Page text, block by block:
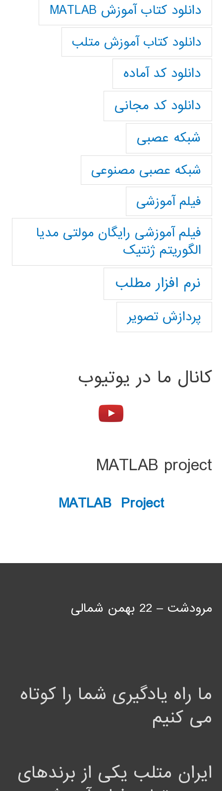
دانلود کتاب آموزش MATLAB
دانلود کتاب آموزش متلب
دانلود کد آماده
دانلود کد مجانی
شبکه عصبی
شبکه عصبی مصنوعی
فیلم آموزشی
فیلم آموزشی رایگان مولتی مدیا
الگوریتم ژنتیک
نرم افزار مطلب
پردازش تصویر
کانال ما در یوتیوب
MATLAB project
MATLAB Project
مرودشت – 22 بهمن شمالی
ما راه یادگیری شما را کوتاه
می کنیم
ایران متلب یکی از برندهای